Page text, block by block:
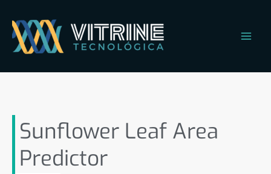
para
conteúdo
Sunflower Leaf Area
Predictor